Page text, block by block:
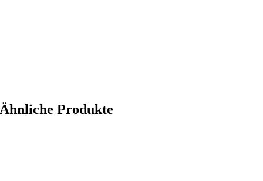
Ähnliche Produkte